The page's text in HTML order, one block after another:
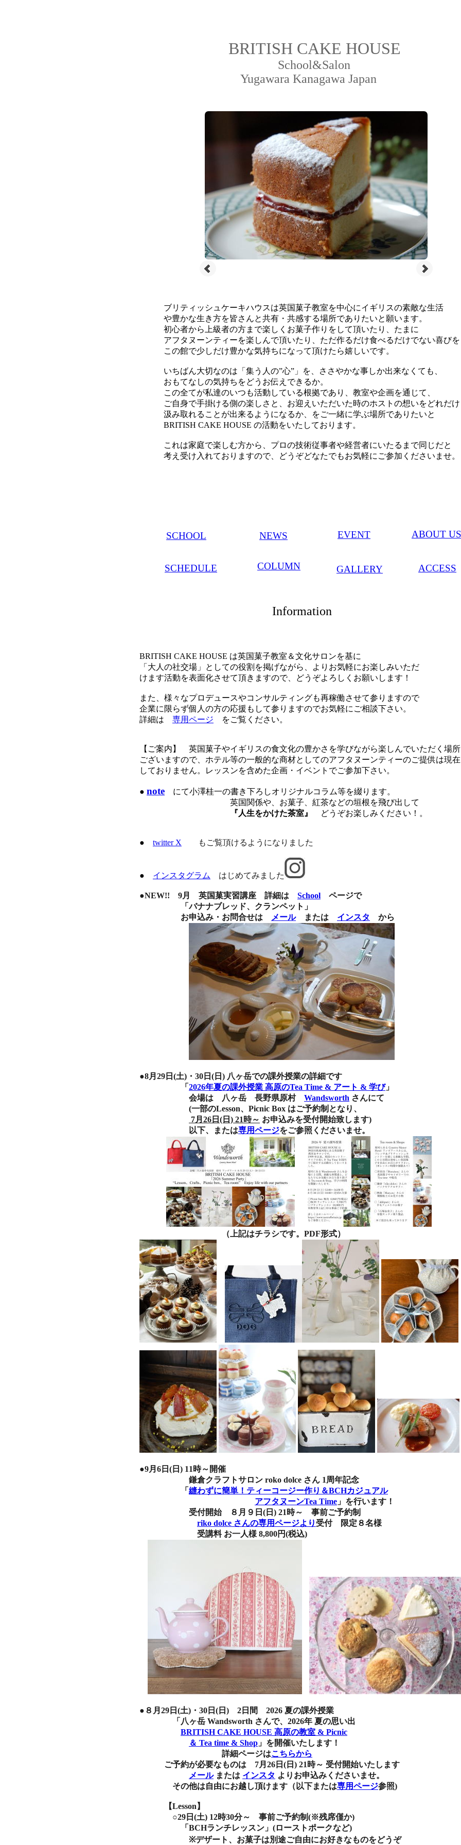
BRITISH CAKE HOUSE は英国菓子教室＆文化サロンを基に
「大人の社交場」としての役割を掲げながら、よりお気軽にお楽しみいただ
けます活動を表面化させて頂きますので、どうぞよろしくお願いします！
また、様々なプロデュースやコンサルティングも再稼働させて参りますので
企業に限らず個人の方の応援もして参りますのでお気軽にご相談下さい。
詳細は 専用ページ をご覧ください。
【ご案内】 英国菓子やイギリスの食文化の豊かさを学びながら楽しんでいただく場
ございますので、ホテル等の一般的な商材としてのアフタヌーンティーのご提供は現在
しておりません。レッスンを含めた企画・イベントでご参加下さい。
● note にて小澤桂一の書き下ろしオリジナルコラム等を綴ります。
英国関係や、お菓子、紅茶などの垣根を飛び出して
『人生をかけた茶室』
どうぞお楽しみください！。
● twitter X もご覧頂けるようになりました
● インスタグラム はじめてみました
●NEW!! 9月 英国菓実習講座 詳細は School ページで
「バナナブレッド、クランペット」
お申込み・お問合せは
メールまたは インスタ から
●8月29日(土)・30日(日) 八ヶ岳での課外授業の詳細です
「 2026年夏の課外授業 高原のTea Time & アート & 学び」
会場は 八ヶ岳 長野県原村 Wandsworth さんにて
(一部のLesson、Picnic Box はご予約制となり、
7月26日(日) 21時～ お申込みを受付開始致します)
以下、または専用ページをご参照くださいませ。
（上記はチラシです。PDF形式）
●9月6日(日) 11時～開催
鎌倉クラフトサロン roko dolce さん 1周年記念
「 縫わずに簡単！ティーコージー作り＆BCHカジュアル
アフタヌーンTea Time 」を行います！
受付開始 ８月９日(日) 21時～ 事前ご予約制
riko dolce さんの専用ページより 受付 限定８名様
受講料 お一人様 8,800円(税込)
●８月29日(土)・30日(日) 2日間 2026 夏の課外授業
「八ヶ岳 Wandsworth さんで、2026年 夏の思い出
BRITISH CAKE HOUSE 高原の教室 & Picnic
＆ Tea time & Shop 」を開催いたします！
詳細ページはこちらから
ご予約が必要なものは 7月26日(日) 21時～ 受付開始いたします
メールまたは インスタ よりお申込みくださいませ。
その他は自由にお越し頂けます（以下または専用ページ参照)
【Lesson】
○29日(土) 12時30分～ 事前ご予約制(※残席僅か)
「BCHランチレッスン」(ローストポークなど)
※デザート、お菓子は別途ご自由にお好きなものをどうぞ
ブリティッシュケーキハウスは英国菓子教室を中心にイギリスの素敵な生活
や豊かな生き方を皆さんと共有・共感する場所でありたいと願います。
初心者から上級者の方まで楽しくお菓子作りをして頂いたり、たまに
アフタヌーンティーを楽しんで頂いたり、ただ作るだけ食べるだけでない喜びを
この館で少しだけ豊かな気持ちになって頂けたら嬉しいです。
いちばん大切なのは「集う人の”心”」を、ささやかな事しか出来なくても、
おもてなしの気持ちをどうお伝えできるか。
この全てが私達のいつも活動している根拠であり、教室や企画を通じて、
ご自身で手掛ける側の楽しさと、お迎えいただいた時のホストの想いをどれだけ
汲み取れることが出来るようになるか、をご一緒に学ぶ場所でありたいと
BRITISH CAKE HOUSE の活動をいたしております。
これは家庭で楽しむ方から、プロの技術従事者や経営者にいたるまで同じだと
考え受け入れておりますので、どうぞどなたでもお気軽にご参加くださいませ。
Information
BRITISH CAKE HOUSE
School&Salon
Yugawara Kanagawa Japan
ABOUT US
COLUMN
EVENT
NEWS
SCHEDULE GALLERY ACCESS
SCHOOL